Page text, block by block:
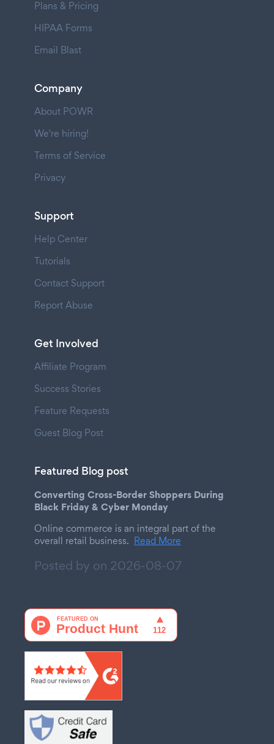
Plans & Pricing
HIPAA Forms
Email Blast
Company
About POWR
We're hiring!
Terms of Service
Privacy
Support
Help Center
Tutorials
Contact Support
Report Abuse
Get Involved
Affiliate Program
Success Stories
Feature Requests
Guest Blog Post
Featured Blog post
Converting Cross-Border Shoppers During
Black Friday & Cyber Monday
Online commerce is an integral part of the
overall retail business. Read More
Posted by on 2026-08-07